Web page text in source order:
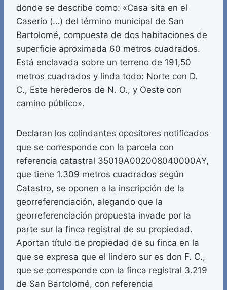
donde se describe como: «Casa sita en el
Caserío (…) del término municipal de San
Bartolomé, compuesta de dos habitaciones de
superficie aproximada 60 metros cuadrados.
Está enclavada sobre un terreno de 191,50
metros cuadrados y linda todo: Norte con D.
C., Este herederos de N. O., y Oeste con
camino público».
Declaran los colindantes opositores notificados
que se corresponde con la parcela con
referencia catastral 35019A002008040000AY,
que tiene 1.309 metros cuadrados según
Catastro, se oponen a la inscripción de la
georreferenciación, alegando que la
georreferenciación propuesta invade por la
parte sur la finca registral de su propiedad.
Aportan título de propiedad de su finca en la
que se expresa que el lindero sur es don F. C.,
que se corresponde con la finca registral 3.219
de San Bartolomé, con referencia